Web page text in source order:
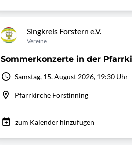
Singkreis Forstern e.V.
Vereine
Sommerkonzerte in der
Samstag, 15. August 2026, 19:30 Uhr
Pfarrkirche Forstinning
zum Kalender hinzufügen